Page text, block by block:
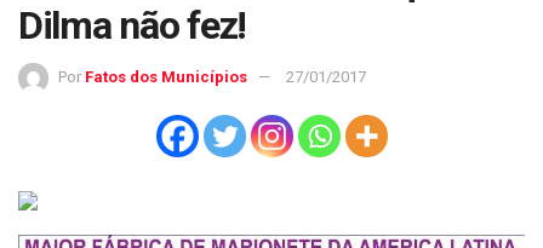
Dilma não fez!
Por Fatos dos Municípios 27/01/2017